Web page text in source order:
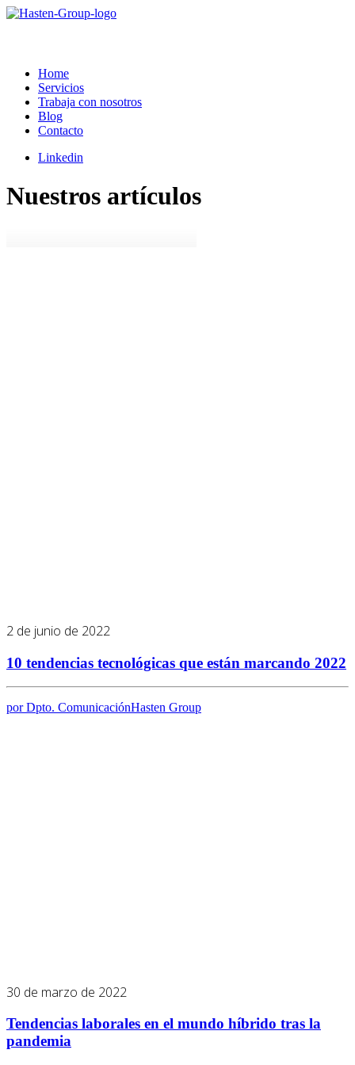
Home
Servicios
Trabaja con nosotros
Blog
Contacto
Linkedin
Nuestros artículos
2 de junio de 2022
10 tendencias tecnológicas que están marcando 2022
por Dpto. ComunicaciónHasten Group
30 de marzo de 2022
Tendencias laborales en el mundo híbrido tras la
pandemia